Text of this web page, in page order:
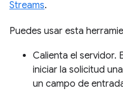
Streams.
Puedes usar esta
Calienta el servidor.
iniciar la solicitud
un campo de